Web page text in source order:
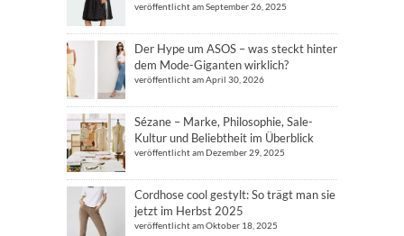
veröffentlicht am September 26, 2025
Der Hype um ASOS – was steckt hinter
dem Mode-Giganten wirklich?
veröffentlicht am April 30, 2026
Sézane – Marke, Philosophie, Sale-
Kultur und Beliebtheit im Überblick
veröffentlicht am Dezember 29, 2025
Cordhose cool gestylt: So trägt man sie
jetzt im Herbst 2025
veröffentlicht am Oktober 18, 2025